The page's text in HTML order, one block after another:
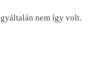
nem így volt.